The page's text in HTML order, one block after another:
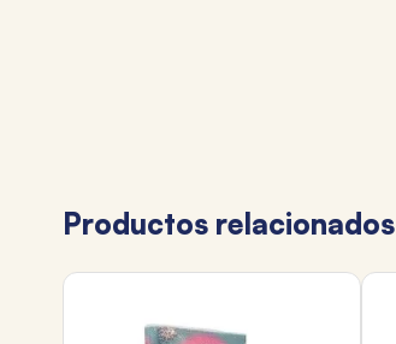
Productos relacionados